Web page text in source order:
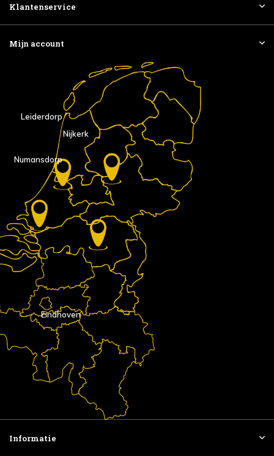
Klantenservice
Mijn account
Eindhoven
Nijkerk
Numansdorp
Leiderdorp
Informatie